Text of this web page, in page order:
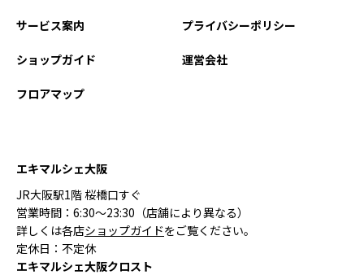
サービス案内
ショップガイド
フロアマップ
プライバシーポリシー
運営会社
エキマルシェ大阪
JR大阪駅1階 桜橋口すぐ
営業時間：6:30〜23:30（店舗により異なる）
詳しくは各店ショップガイドをご覧ください。
定休日：不定休
エキマルシェ大阪クロスト